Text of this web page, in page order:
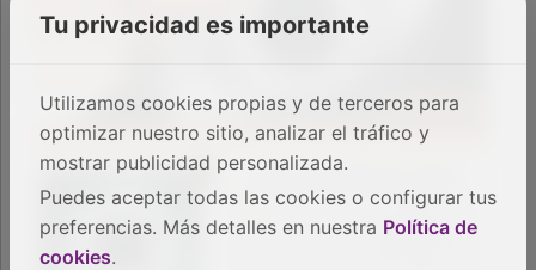
Tu privacidad es importante
Utilizamos cookies propias y de terceros para
optimizar nuestro sitio, analizar el tráfico y
mostrar publicidad personalizada.
Puedes aceptar todas las cookies o configurar tus
preferencias. Más detalles en nuestra Política de
cookies.